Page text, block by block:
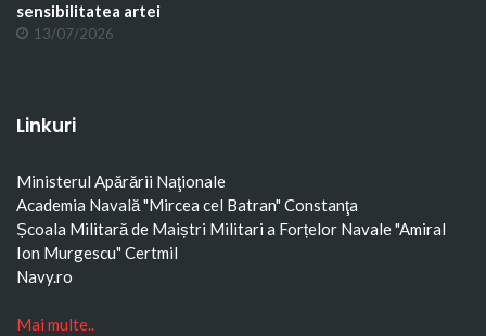
sensibilitatea artei
13/07/2026
Linkuri
Ministerul Apărării Naţionale
Academia Navală "Mircea cel Batran" Constanţa
Școala Militară de Maiștri Militari a Forțelor Navale "Amiral
Ion Murgescu" Certmil
Navy.ro
Mai multe..